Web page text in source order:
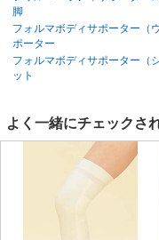
脚
フォルマボディサポーター
ポーター
フォルマボディサポーター
ット
よく一緒にチェックさ